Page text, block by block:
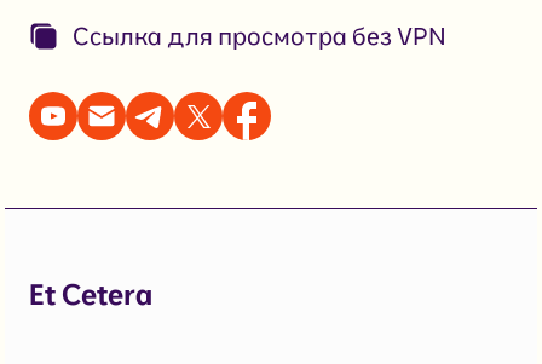
Ссылка для просмотра без VPN
Et Cetera